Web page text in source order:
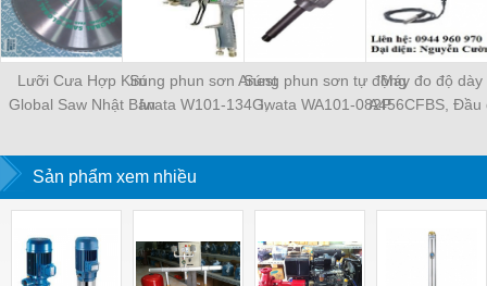
Lưỡi Cưa Hợp Kim
Global Saw Nhật Bản
Súng phun sơn Anest
Iwata W101-134G,
Súng phun sơn tự động
Iwata WA101-082P
Máy đo độ dày
A456CFBS, Đầu
Sản phẩm xem nhiều